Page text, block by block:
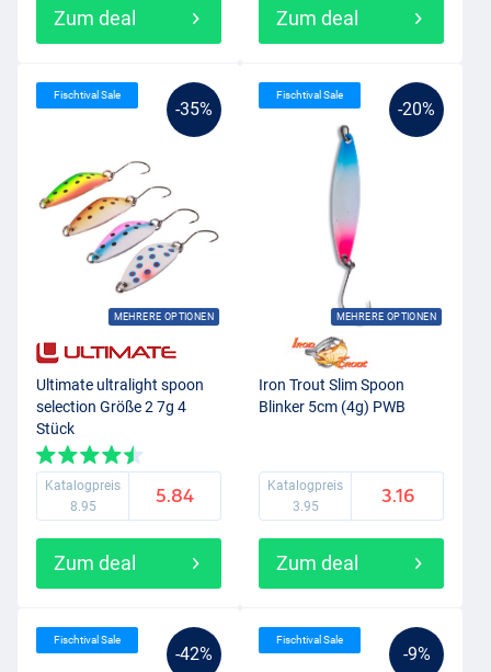
Zum deal Zum deal
-35%
MEHRERE OPTIONEN
Fischtival Sale
Ultimate ultralight spoon
selection Größe 2 7g 4
Stück
Katalogpreis
8.95
5.84
Zum deal
-20%
MEHRERE OPTIONEN
Fischtival Sale
Iron Trout Slim Spoon
Blinker 5cm (4g) PWB
Katalogpreis
3.95
3.16
Zum deal
-42%
Fischtival Sale
-9%
Fischtival Sale